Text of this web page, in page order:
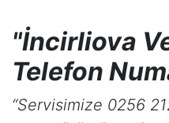
"İncirliova
Telefon
“Servisimize 0256